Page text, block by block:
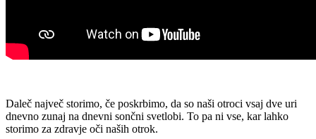
Daleč največ storimo, če poskrbimo, da so naši otroci vsaj dve uri
dnevno zunaj na dnevni sončni svetlobi. To pa ni vse, kar lahko
storimo za zdravje oči naših otrok.